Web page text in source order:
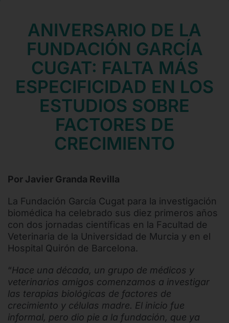
Contacto
Mail
Teléfono
ANIVERSARIO DE LA
FUNDACIÓN GARCÍA
CUGAT: FALTA MÁS
ESPECIFICIDAD EN LOS
ESTUDIOS SOBRE
FACTORES DE
CRECIMIENTO
Por Javier Granda Revilla
La Fundación García Cugat para la investigación
biomédica ha celebrado sus diez primeros años
con dos jornadas científicas en la Facultad de
Veterinaria de la Universidad de Murcia y en el
Hospital Quirón de Barcelona.
“Hace una década, un grupo de médicos y
veterinarios amigos comenzamos a investigar
las terapias biológicas de factores de
crecimiento y células madre. El inicio fue
informal, pero dio pie a la fundación, que ya